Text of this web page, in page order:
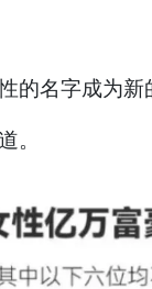
的名字成为新
。